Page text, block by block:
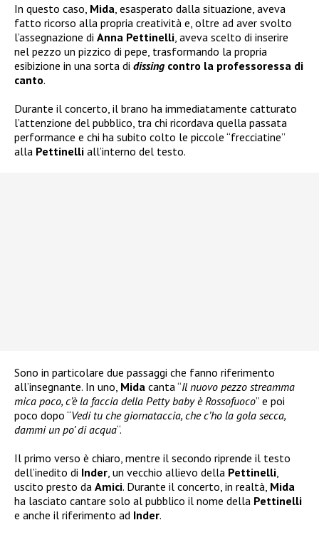
In questo caso, Mida , esasperato dalla situazione, aveva
fatto ricorso alla propria creatività e, oltre ad aver svolto
l’assegnazione di Anna Pettinelli , aveva scelto di inserire
nel pezzo un pizzico di pepe, trasformando la propria
esibizione in una sorta di dissing contro la professoressa di
canto.
Durante il concerto, il brano ha immediatamente catturato
l’attenzione del pubblico, tra chi ricordava quella passata
performance e chi ha subito colto le piccole “frecciatine”
alla Pettinelli all’interno del testo.
Sono in particolare due passaggi che fanno riferimento
all’insegnante. In uno, Mida canta “Il nuovo pezzo streamma
mica poco, c’è la faccia della Petty baby è Rossofuoco” e poi
poco dopo “Vedi tu che giornataccia, che c’ho la gola secca,
dammi un po’ di acqua“.
Il primo verso è chiaro, mentre il secondo riprende il testo
dell’inedito di Inder , un vecchio allievo della Pettinelli
uscito presto da Amici. Durante il concerto, in realtà, Mida
ha lasciato cantare solo al pubblico il nome della Pettinelli
e anche il riferimento ad Inder.